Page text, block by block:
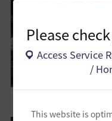
Please
Access Service
/
This website is